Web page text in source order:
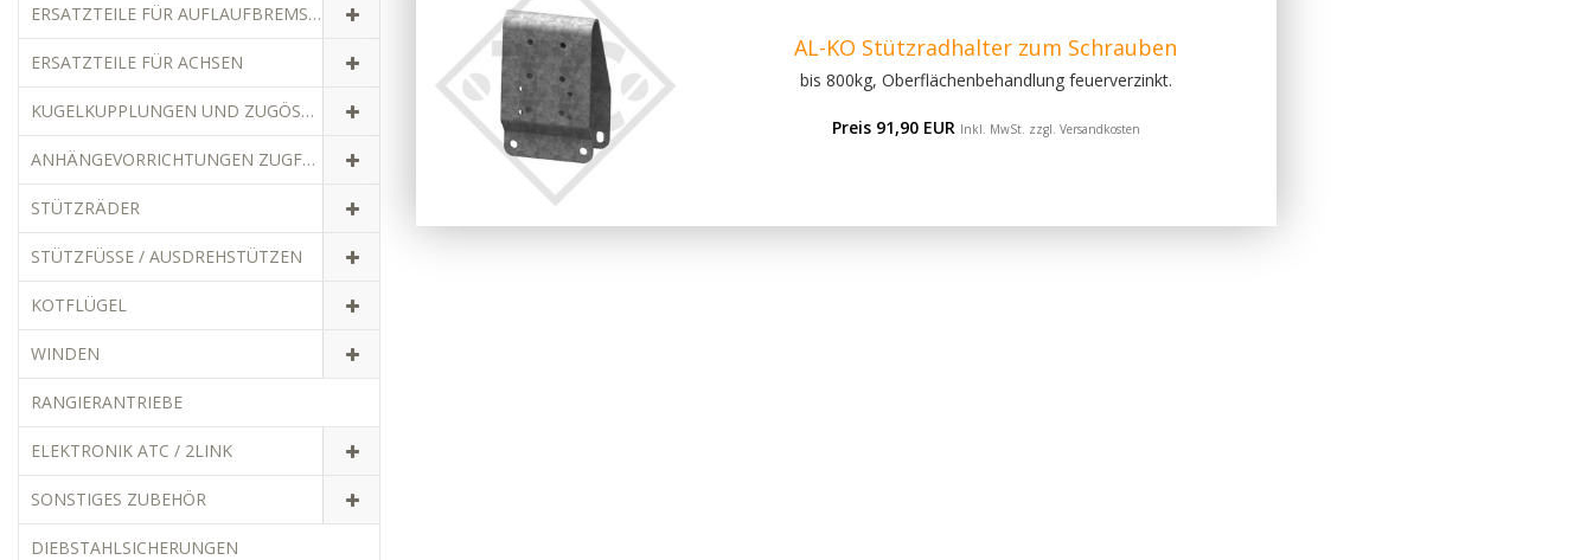
ERSATZTEILE FÜR AUFLAUFBREMSEN
ERSATZTEILE FÜR ACHSEN
KUGELKUPPLUNGEN UND ZUGÖSEN
ANHÄNGEVORRICHTUNGEN ZUGFAHRZEUGE
STÜTZRÄDER
STÜTZFÜSSE / AUSDREHSTÜTZEN
KOTFLÜGEL
WINDEN
RANGIERANTRIEBE
ELEKTRONIK ATC / 2LINK
SONSTIGES ZUBEHÖR
DIEBSTAHLSICHERUNGEN
AL-KO Stützradhalter zum Schrauben
bis 800kg, Oberflächenbehandlung feuerverzinkt.
Preis 91,90 EUR Inkl. MwSt. zzgl. Versandkosten